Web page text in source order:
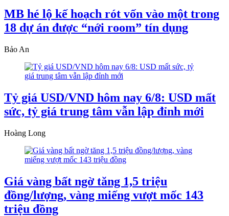
MB hé lộ kế hoạch rót vốn vào một trong
18 dự án được “nới room” tín dụng
Bảo An
Tỷ giá USD/VND hôm nay 6/8: USD mất
sức, tỷ giá trung tâm vẫn lập đỉnh mới
Hoàng Long
Giá vàng bất ngờ tăng 1,5 triệu
đồng/lượng, vàng miếng vượt mốc 143
triệu đồng